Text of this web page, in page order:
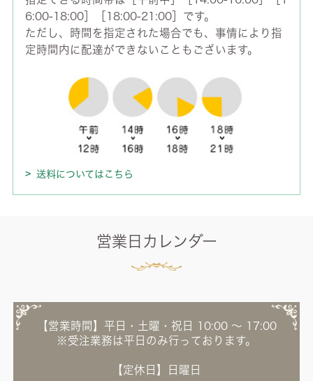
6:00-18:00］［18:00-21:00］です。
ただし、時間を指定された場合でも、事情により指
定時間内に配達ができないこともございます。
送料についてはこちら
営業日カレンダー
【営業時間】平日・土曜・祝日 10:00 ～ 17:00
※受注業務は平日のみ行っております。
【定休日】日曜日